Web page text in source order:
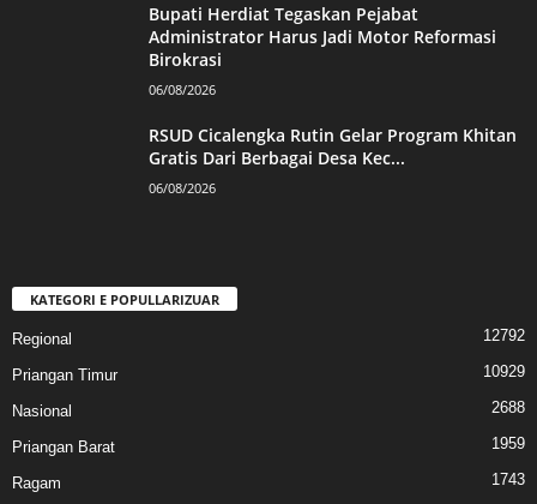
Bupati Herdiat Tegaskan Pejabat
Administrator Harus Jadi Motor Reformasi
Birokrasi
06/08/2026
RSUD Cicalengka Rutin Gelar Program Khitan
Gratis Dari Berbagai Desa Kec...
06/08/2026
KATEGORI E POPULLARIZUAR
Regional 12792
Priangan Timur 10929
Nasional 2688
Priangan Barat 1959
Ragam 1743